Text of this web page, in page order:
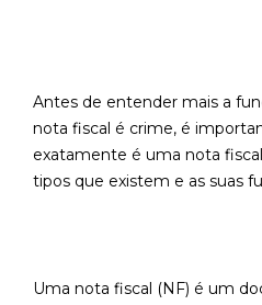
Antes de entender mais a
nota fiscal é crime, é
exatamente é uma nota
tipos que existem e as suas
Uma nota fiscal (NF) é um